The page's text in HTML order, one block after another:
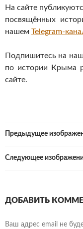
На сайте
посвящённых
нашем Telegram-
Подпишитесь на наш
по истории Крыма
сайте.
Предыдущее
Следующее
ДОБАВИТЬ
Ваш адрес email не